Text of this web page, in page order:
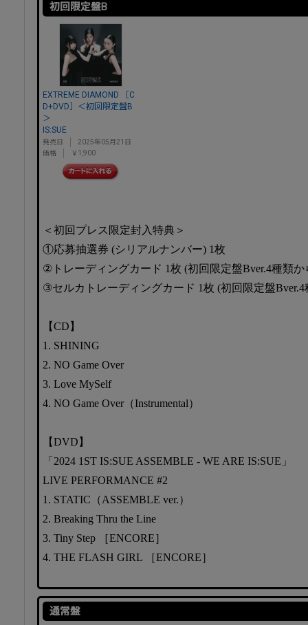
初回限定盤B
EXTREME DIAMOND ［C
D+DVD］＜初回限定盤B
＞
IS:SUE
発売日
2025年05月21日
価格
￥1,900
＜初回プレス限定封入特典＞
①応募抽選券 (シリアルナンバー) 1枚
②トレーディングカード 1枚 (初回限定盤Bver.4種類
③セルカトレーディングカード 1枚 (初回限定盤
【CD】
1. SHINING
2. NO Game Over
3. Love MySelf
4. NO Game Over（Instrumental）
【DVD】
「2024 1ST IS:SUE ASSEMBLE - WE ARE IS:SUE」
LIVE PERFORMANCE #2
1. STATIC（ASSEMBLE ver.）
2. Breaking Thru the Line
3. Tiny Step ［ENCORE］
4. THE FLASH GIRL ［ENCORE］
通常盤